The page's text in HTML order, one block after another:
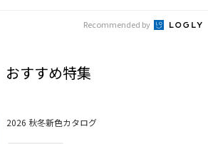
Recommended by
おすすめ特集
2026 秋冬新色カタログ